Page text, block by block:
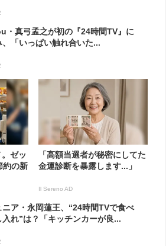
・真弓孟之が初の『24時間TV』に
、「いっぱい触れ合いた...
。ゼッ
約の新
「高額当選者が秘密にしてた
金運診断を暴露します...」
Il Sereno AD
ニア・永岡蓮王、“24時間TVで食べ
入れ”は？「キッチンカーが良...